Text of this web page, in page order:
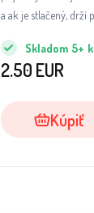
a ak je stlačený, drží
Skladom 5+
2.50 EUR
Kúpiť